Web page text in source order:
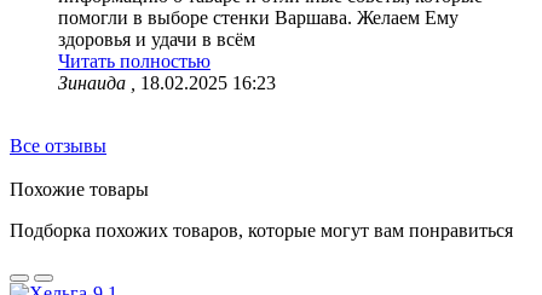
помогли в выборе стенки Варшава. Желаем Ему
здоровья и удачи в всём
Читать полностью
Зинаида ,
18.02.2025 16:23
Все отзывы
Похожие товары
Подборка похожих товаров, которые могут вам понравиться